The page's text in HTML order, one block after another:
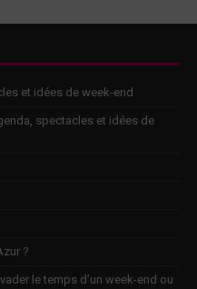
et idées de week-end
spectacles et idées de
?
le temps d’un week-end ou